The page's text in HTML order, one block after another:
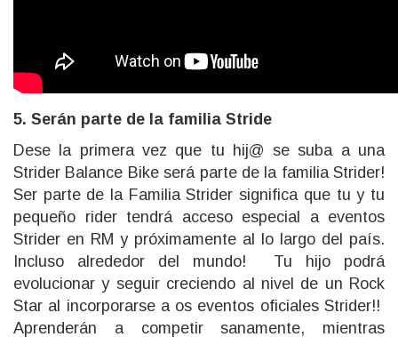
5. Serán parte de la familia Stride
Dese la primera vez que tu hij@ se suba a una
Strider Balance Bike será parte de la familia Strider!
Ser parte de la Familia Strider significa que tu y tu
pequeño rider tendrá acceso especial a eventos
Strider en RM y próximamente al lo largo del país.
Incluso alrededor del mundo! Tu hijo podrá
evolucionar y seguir creciendo al nivel de un Rock
Star al incorporarse a os eventos oficiales Strider!!
Aprenderán a competir sanamente, mientras